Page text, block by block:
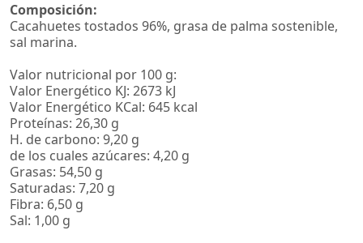
Composición:
Cacahuetes tostados 96%, grasa de palma sostenible,
sal marina.
Valor nutricional por 100 g:
Valor Energético KJ: 2673 kJ
Valor Energético KCal: 645 kcal
Proteínas: 26,30 g
H. de carbono: 9,20 g
de los cuales azúcares: 4,20 g
Grasas: 54,50 g
Saturadas: 7,20 g
Fibra: 6,50 g
Sal: 1,00 g